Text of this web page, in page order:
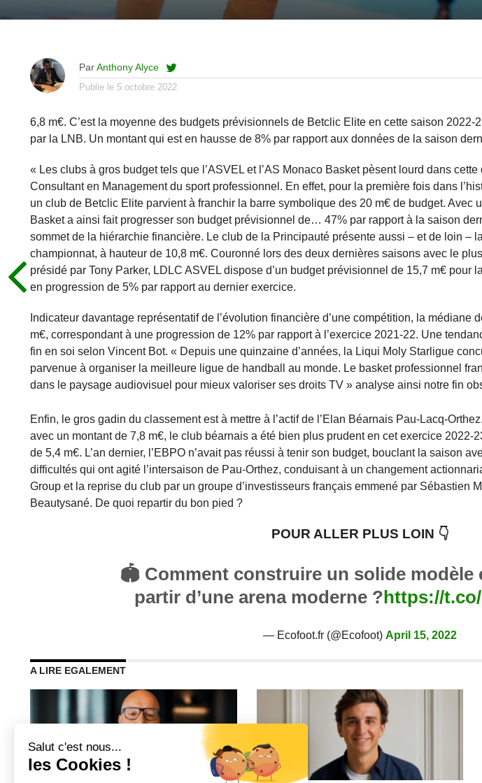
ParAnthony Alyce
Publie le 5 octobre 2022
6,8 m€. C’est la moyenne des budgets prévisionnels de Betclic Elite en cette saison
par la LNB. Un montant qui est en hausse de 8% par rapport aux données de la saison
« Les clubs à gros budget tels que l’ASVEL et l’AS Monaco Basket pèsent lourd dans
Consultant en Management du sport professionnel. En effet, pour la première fois dans
un club de Betclic Elite parvient à franchir la barre symbolique des 20 m€ de budget. Avec
Basket a ainsi fait progresser son budget prévisionnel de… 47% par rapport à la saison
sommet de la hiérarchie financière. Le club de la Principauté présente aussi – et de loin –
championnat, à hauteur de 10,8 m€. Couronné lors des deux dernières saisons avec le
présidé par Tony Parker, LDLC ASVEL dispose d’un budget prévisionnel de 15,7 m€ pour
en progression de 5% par rapport au dernier exercice.
Indicateur davantage représentatif de l’évolution financière d’une compétition, la médiane
m€, correspondant à une progression de 12% par rapport à l’exercice 2021-22. Une
fin en soi selon Vincent Bot. « Depuis une quinzaine d’années, la Liqui Moly Starligue
parvenue à organiser la meilleure ligue de handball au monde. Le basket professionnel
dans le paysage audiovisuel pour mieux valoriser ses droits TV » analyse ainsi notre fin
Enfin, le gros gadin du classement est à mettre à l’actif de l’Elan Béarnais Pau-Lacq-
avec un montant de 7,8 m€, le club béarnais a été bien plus prudent en cet exercice 2022-
de 5,4 m€. L’an dernier, l’EBPO n’avait pas réussi à tenir son budget, bouclant la saison
difficultés qui ont agité l’intersaison de Pau-Orthez, conduisant à un changement
Group et la reprise du club par un groupe d’investisseurs français emmené par Sébastien
Beautysané. De quoi repartir du bon pied ?
POUR ALLER PLUS LOIN 👇
🏟️ Comment construire un solide modèle
partir d’une arena moderne ? https://
— Ecofoot.fr (@Ecofoot) April 15, 2022
A LIRE EGALEMENT